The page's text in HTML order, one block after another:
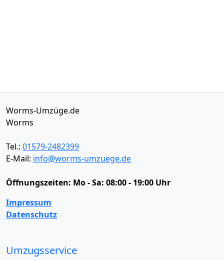
Worms-Umzüge.de
Worms
Tel.: 01579-2482399
E-Mail: info@worms-umzuege.de
Öffnungszeiten: Mo - Sa: 08:00 - 19:00 Uhr
Impressum
Datenschutz
Umzugsservice